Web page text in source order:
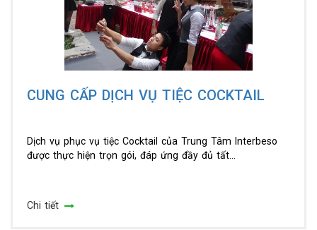
CUNG CẤP DỊCH VỤ TIỆC COCKTAIL
Dịch vụ phục vụ tiệc Cocktail của Trung Tâm Interbeso
được thực hiện trọn gói, đáp ứng đầy đủ tất...
Chi tiết